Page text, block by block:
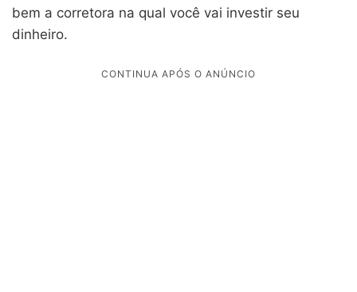
bem a corretora na qual você vai investir seu
dinheiro.